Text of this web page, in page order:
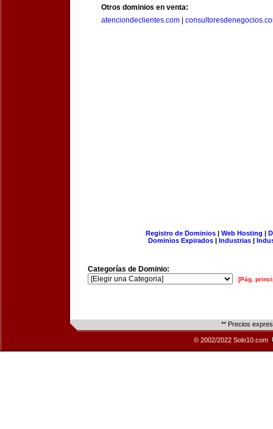
Otros dominios en venta:
atenciondeclientes.com
Registro de Dominios| Web Hosting |
Dominios Expirados | Industrias |
Categorías de Dominio:
[Pág.
** Precios
© 2002/2022 Solo10.com